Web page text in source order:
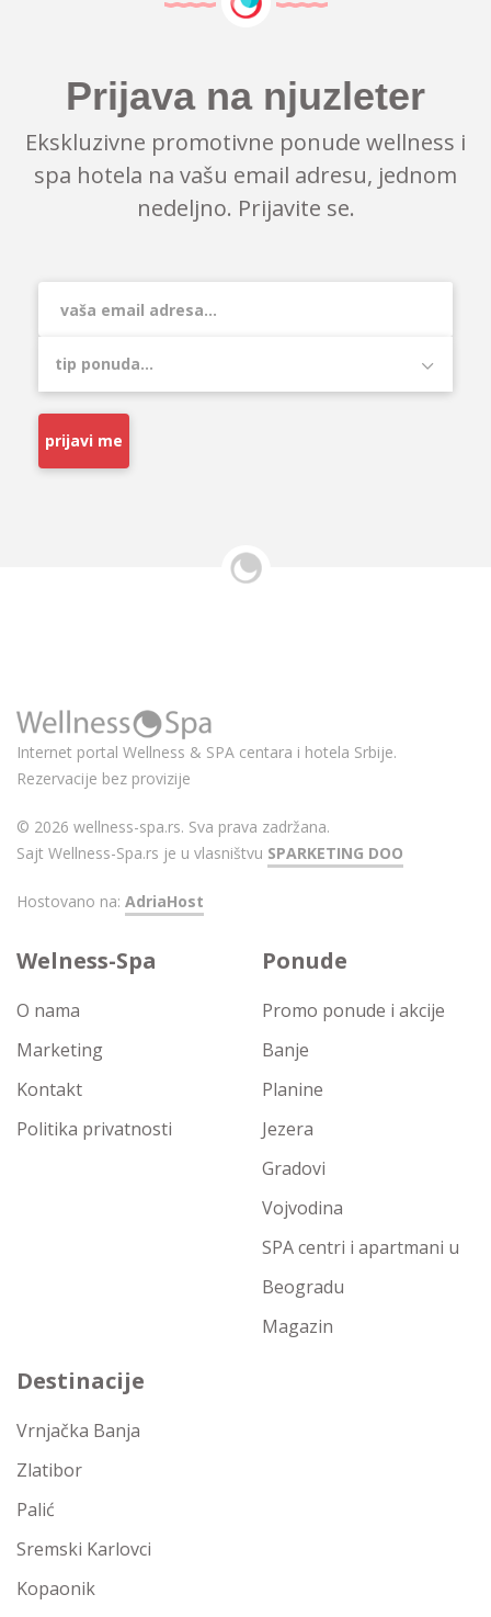
Prijava na njuzleter
Ekskluzivne promotivne ponude wellness i
spa hotela na vašu email adresu, jednom
nedeljno. Prijavite se.
prijavi me
Internet portal Wellness & SPA centara i hotela Srbije.
Rezervacije bez provizije
© 2026 wellness-spa.rs. Sva prava zadržana.
Sajt Wellness-Spa.rs je u vlasništvu SPARKETING DOO
Hostovano na: AdriaHost
Welness-Spa
O nama
Marketing
Kontakt
Politika privatnosti
Ponude
Promo ponude i akcije
Banje
Planine
Jezera
Gradovi
Vojvodina
SPA centri i apartmani u
Beogradu
Magazin
Destinacije
Vrnjačka Banja
Zlatibor
Palić
Sremski Karlovci
Kopaonik